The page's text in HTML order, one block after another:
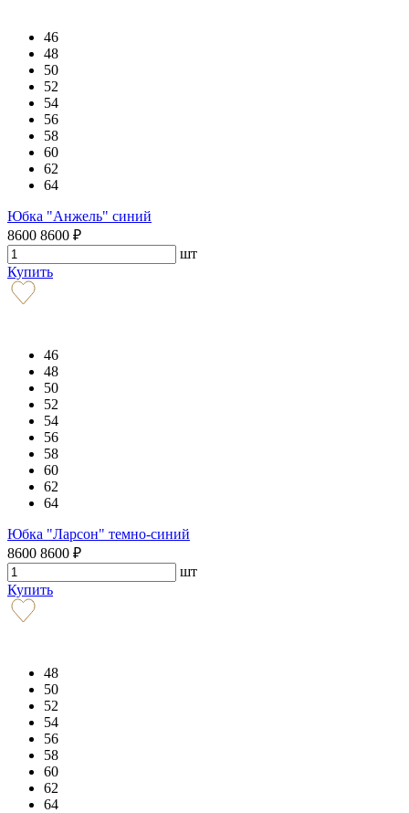
46
48
50
52
54
56
58
60
62
64
Юбка "Анжель" синий
8600 8600 ₽
шт
Купить
46
48
50
52
54
56
58
60
62
64
Юбка "Ларсон" темно-синий
8600 8600 ₽
шт
Купить
48
50
52
54
56
58
60
62
64